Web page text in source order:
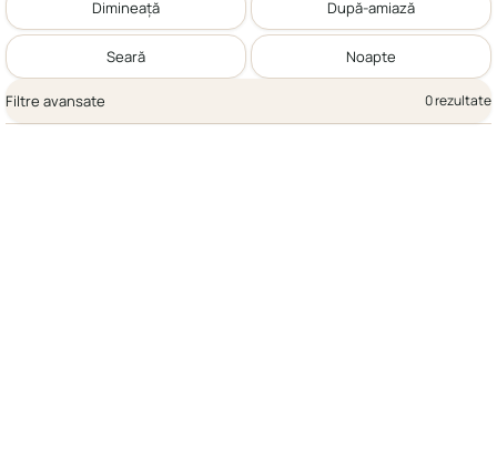
Dimineață După-amiază
Seară Noapte
Filtre avansate 0 rezultate